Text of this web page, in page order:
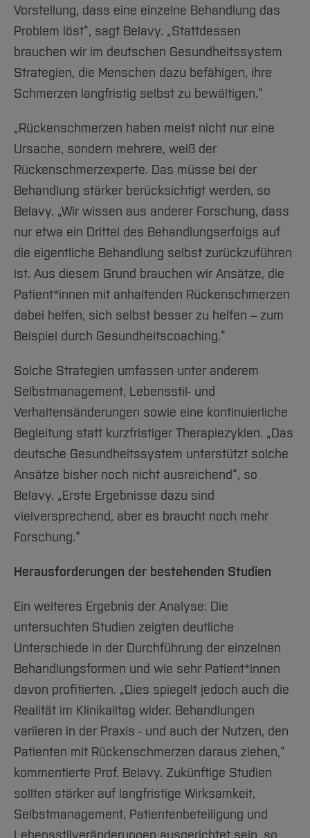
Vorstellung, dass eine einzelne Behandlung das
Problem löst“, sagt Belavy. „Stattdessen
brauchen wir im deutschen Gesundheitssystem
Strategien, die Menschen dazu befähigen, ihre
Schmerzen langfristig selbst zu bewältigen.“
„Rückenschmerzen haben meist nicht nur eine
Ursache, sondern mehrere, weiß der
Rückenschmerzexperte. Das müsse bei der
Behandlung stärker berücksichtigt werden, so
Belavy. „Wir wissen aus anderer Forschung, dass
nur etwa ein Drittel des Behandlungserfolgs auf
die eigentliche Behandlung selbst zurückzuführen
ist. Aus diesem Grund brauchen wir Ansätze, die
Patient*innen mit anhaltenden Rückenschmerzen
dabei helfen, sich selbst besser zu helfen – zum
Beispiel durch Gesundheitscoaching.“
Solche Strategien umfassen unter anderem
Selbstmanagement, Lebensstil- und
Verhaltensänderungen sowie eine kontinuierliche
Begleitung statt kurzfristiger Therapiezyklen. „Das
deutsche Gesundheitssystem unterstützt solche
Ansätze bisher noch nicht ausreichend“, so
Belavy. „Erste Ergebnisse dazu sind
vielversprechend, aber es braucht noch mehr
Forschung.“
Herausforderungen der bestehenden Studien
Ein weiteres Ergebnis der Analyse: Die
untersuchten Studien zeigten deutliche
Unterschiede in der Durchführung der einzelnen
Behandlungsformen und wie sehr Patient*innen
davon profitierten. „Dies spiegelt jedoch auch die
Realität im Klinikalltag wider. Behandlungen
variieren in der Praxis - und auch der Nutzen, den
Patienten mit Rückenschmerzen daraus ziehen,“
kommentierte Prof. Belavy. Zukünftige Studien
sollten stärker auf langfristige Wirksamkeit,
Selbstmanagement, Patientenbeteiligung und